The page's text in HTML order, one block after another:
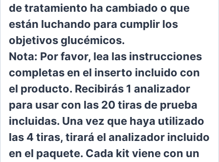
de tratamiento ha cambiado o que
están luchando para cumplir los
objetivos glucémicos.
Nota: Por favor, lea las instrucciones
completas en el inserto incluido con
el producto. Recibirás 1 analizador
para usar con las 20 tiras de prueba
incluidas. Una vez que haya utilizado
las 4 tiras, tirará el analizador incluido
en el paquete. Cada kit viene con un